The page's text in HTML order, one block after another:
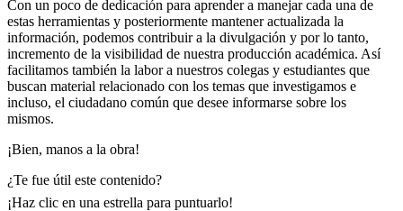
Con un poco de dedicación para aprender a manejar cada una de
estas herramientas y posteriormente mantener actualizada la
información, podemos contribuir a la divulgación y por lo tanto,
incremento de la visibilidad de nuestra producción académica. Así
facilitamos también la labor a nuestros colegas y estudiantes que
buscan material relacionado con los temas que investigamos e
incluso, el ciudadano común que desee informarse sobre los
mismos.
¡Bien, manos a la obra!
¿Te fue útil este contenido?
¡Haz clic en una estrella para puntuarlo!